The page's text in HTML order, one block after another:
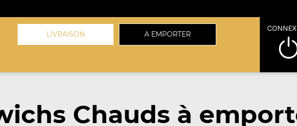
LIVRAISON A EMPORTER
Chauds à